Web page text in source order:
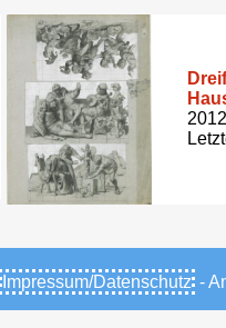
2012
Impressum/Datenschutz -